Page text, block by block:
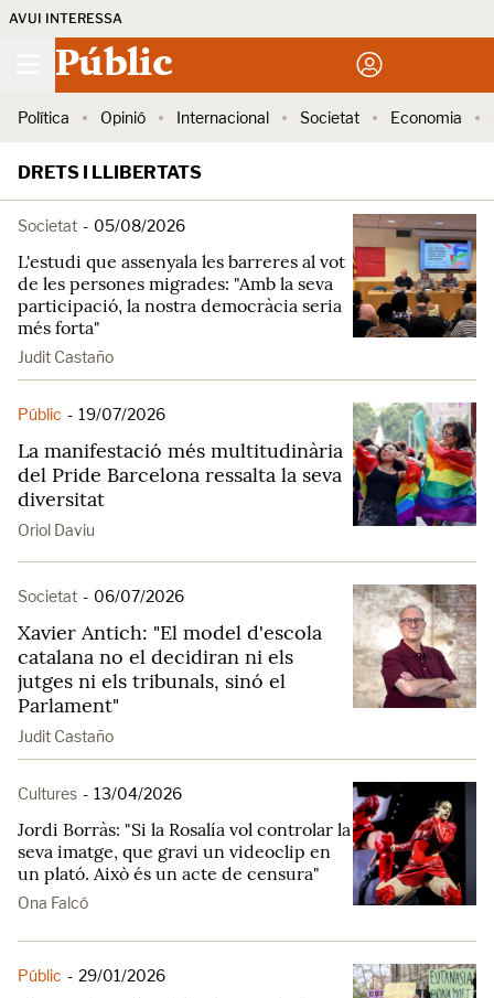
AVUI INTERESSA
Públic
Política Opinió Internacional Societat Economia
DRETS I LLIBERTATS
Societat - 05/08/2026
L'estudi que assenyala les barreres al vot
de les persones migrades: "Amb la seva
participació, la nostra democràcia seria
més forta"
Judit Castaño
Públic - 19/07/2026
La manifestació més multitudinària
del Pride Barcelona ressalta la seva
diversitat
Oriol Daviu
Societat - 06/07/2026
Xavier Antich: "El model d'escola
catalana no el decidiran ni els
jutges ni els tribunals, sinó el
Parlament"
Judit Castaño
Cultures - 13/04/2026
Jordi Borràs: "Si la Rosalía vol controlar la
seva imatge, que gravi un videoclip en
un plató. Això és un acte de censura"
Ona Falcó
Públic - 29/01/2026